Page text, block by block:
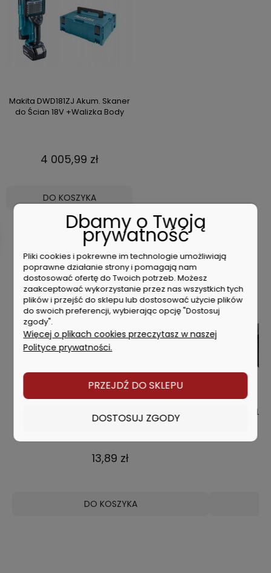
Makita DWD181ZJ Akum. Skaner
do Ścian 18V +Walizka Body
4 005,99 zł
DO KOSZYKA
BESTSELLERY
HEX 1/4 60mm 4932430478
13,89 zł
DO KOSZYKA
Makita
Dbamy o Twoją
prywatność
Pliki cookies i pokrewne im technologie umożliwiają
poprawne działanie strony i pomagają nam
dostosować ofertę do Twoich potrzeb. Możesz
zaakceptować wykorzystanie przez nas wszystkich tych
plików i przejść do sklepu lub dostosować użycie plików
do swoich preferencji, wybierając opcję "Dostosuj
zgody".
Więcej o plikach cookies przeczytasz w naszej
Polityce prywatności.
PRZEJDŹ DO SKLEPU
DOSTOSUJ ZGODY